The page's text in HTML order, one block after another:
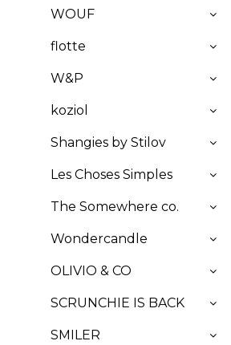
WOUF
flotte
W&P
koziol
Shangies by Stilov
Les Choses Simples
The Somewhere co.
Wondercandle
OLIVIO & CO
SCRUNCHIE IS BACK
SMILER